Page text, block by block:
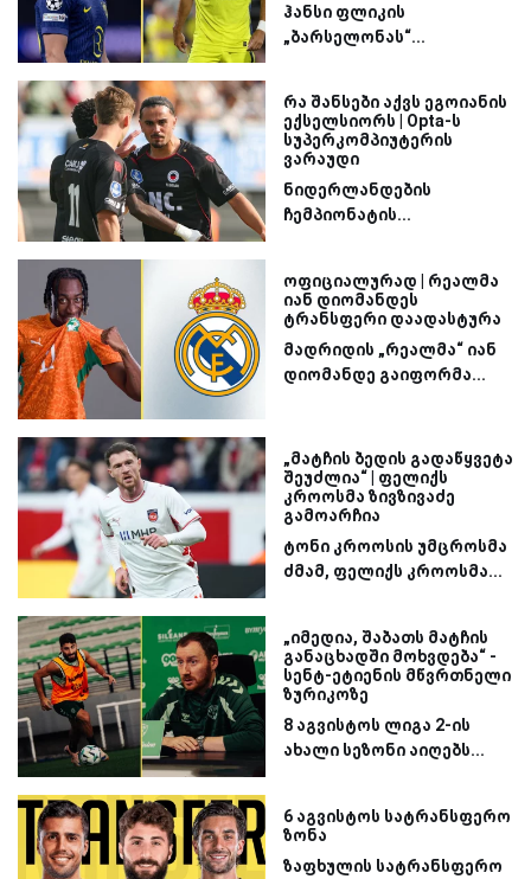
ჰანსი ფლიკის
„ბარსელონას“...
რა შანსები აქვს ეგოიანის
ექსელსიორს | Opta-ს
სუპერკომპიუტერის
ვარაუდი
ნიდერლანდების
ჩემპიონატის...
ოფიციალურად | რეალმა
იან დიომანდეს
ტრანსფერი დაადასტურა
მადრიდის „რეალმა“ იან
დიომანდე გაიფორმა...
„მატჩის ბედის გადაწყვეტა
შეუძლია“ | ფელიქს
კროოსმა ზივზივაძე
გამოარჩია
ტონი კროოსის უმცროსმა
ძმამ, ფელიქს კროოსმა...
„იმედია, შაბათს მატჩის
განაცხადში მოხვდება“ -
სენტ-ეტიენის მწვრთნელი
ზურიკოზე
8 აგვისტოს ლიგა 2-ის
ახალი სეზონი აიღებს...
6 აგვისტოს სატრანსფერო
ზონა
ზაფხულის სატრანსფერო